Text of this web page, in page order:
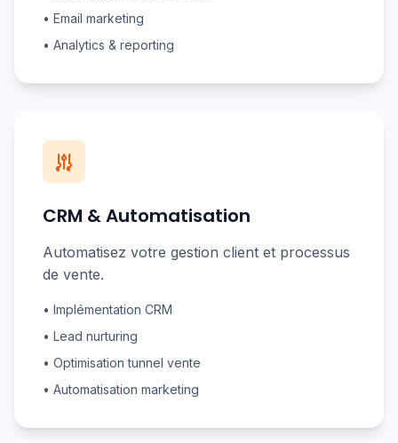
• Email marketing
• Analytics & reporting
CRM & Automatisation
Automatisez votre gestion client et processus
de vente.
• Implémentation CRM
• Lead nurturing
• Optimisation tunnel vente
• Automatisation marketing